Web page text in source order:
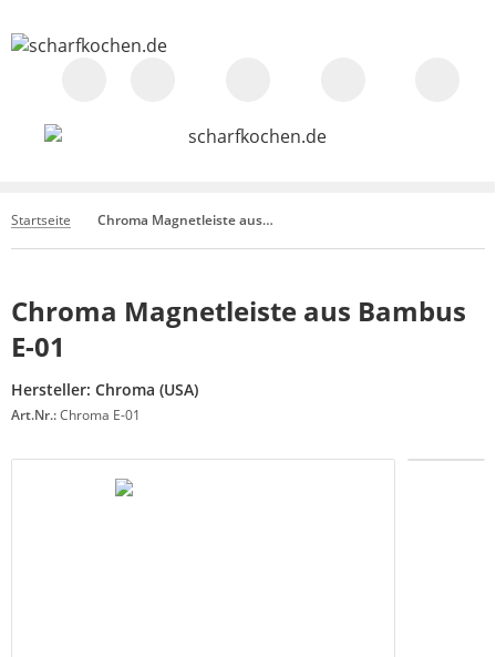
Startseite Chroma Magnetleiste aus Bambus E-01
Chroma Magnetleiste aus Bambus
E-01
Hersteller: Chroma (USA)
Art.Nr.:Chroma E-01